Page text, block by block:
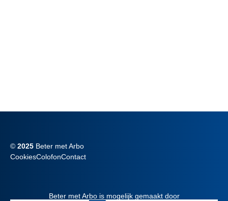
© 2025 Beter met Arbo
CookiesColofonContact
Beter met Arbo is mogelijk gemaakt door